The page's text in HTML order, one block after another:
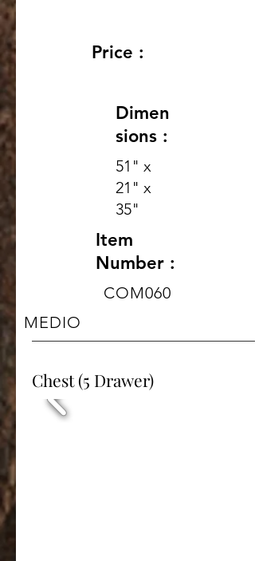
Price :
Dimen
sions :
51" x
21" x
35"
Item
Number :
COM060
MEDIO
Chest (5 Drawer)